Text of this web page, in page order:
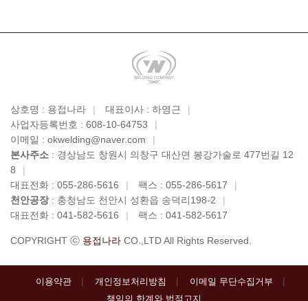
상호명 : 용접나라 | 대표이사 : 하영근
|
사업자등록번호 : 608-10-64753
|
이메일 : okwelding@naver.com
|
본사주소 : 경상남도 창원시 의창구 대산면 봉강가술로 477번길 12
8
|
대표전화 : 055-286-5616
| 팩스 : 055-286-5617
|
천안공장: 충청남도 천안시 성환읍 송덕리198-2
|
대표전화 : 041-582-5616
| 팩스 : 041-582-5617
COPYRIGHT ⓒ 용접나라 CO.,LTD All Rights Reserved.
이용약관 개인정보처리방침
이메일 무단수집거부
책임의 한계와 법적고지